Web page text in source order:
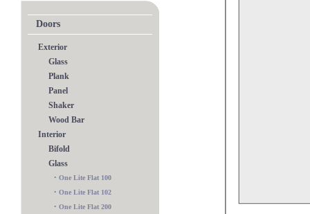
Doors
Exterior
Glass
Plank
Panel
Shaker
Wood Bar
Interior
Bifold
Glass
• One Lite Flat 100
• One Lite Flat 102
• One Lite Flat 200